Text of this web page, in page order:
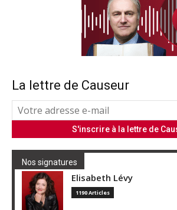
La lettre de Causeur
Nos signatures
Elisabeth Lévy
1190 Articles